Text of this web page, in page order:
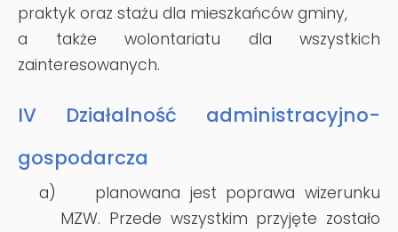
praktyk oraz stażu dla mieszkańców gminy,
a także wolontariatu dla wszystkich
zainteresowanych.
IV Działalność administracyjno-
gospodarcza
a)
planowana jest poprawa wizerunku
MZW. Przede wszystkim przyjęte zostało